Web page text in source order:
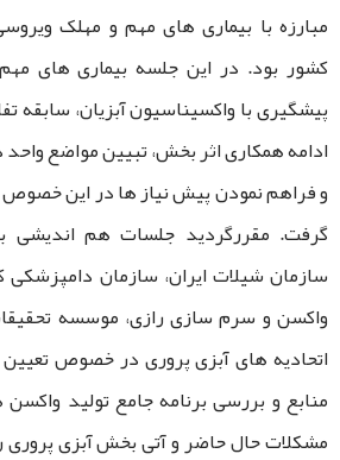
مبارزه با بیماری های مهم و مهلک
کشور بود. در این جلسه بیماری های
پیشگیری با واکسیناسیون آبزیان، سابقه
ادامه همکاری اثر بخش، تبیین مواضع
و فراهم نمودن پیش نیاز ها در این
گرفت. مقررگردید جلسات هم اندیشی
سازمان شیلات ایران، سازمان
واکسن و سرم سازی رازی، موسسه
اتحادیه های آبزی پروری در خصوص تعیین
منابع و بررسی برنامه جامع تولید
مشکلات حال حاضر و آتی بخش آبزی